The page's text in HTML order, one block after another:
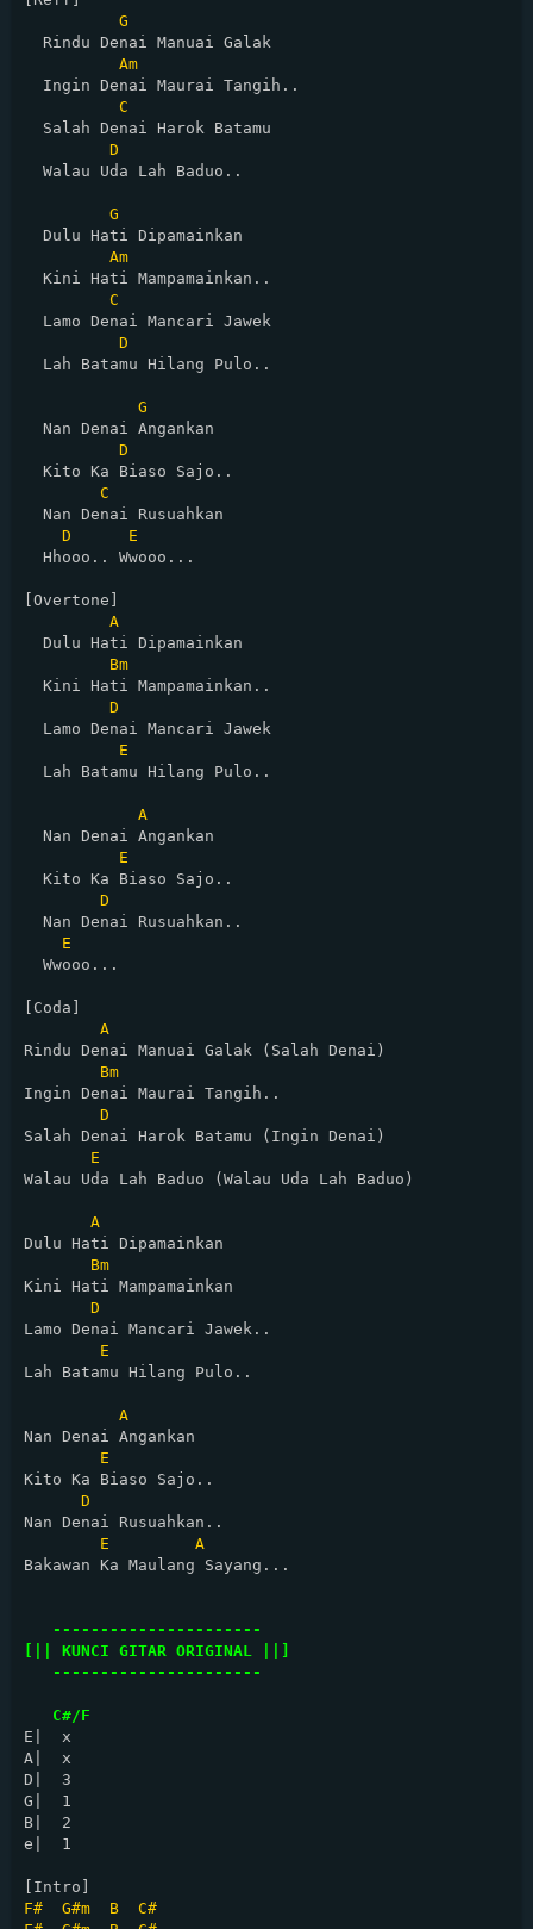
G
  Rindu Denai Manuai Galak
Am
  Ingin Denai Maurai Tangih..
C
  Salah Denai Harok Batamu
D
  Walau Uda Lah Baduo..
G
  Dulu Hati Dipamainkan
Am
  Kini Hati Mampamainkan..
C
  Lamo Denai Mancari Jawek
D
  Lah Batamu Hilang Pulo..
G
  Nan Denai Angankan
D
  Kito Ka Biaso Sajo..
C
  Nan Denai Rusuahkan
D
E
  Hhooo.. Wwooo...
[Overtone]
A
  Dulu Hati Dipamainkan
Bm
  Kini Hati Mampamainkan..
D
  Lamo Denai Mancari Jawek
E
  Lah Batamu Hilang Pulo..
A
  Nan Denai Angankan
E
  Kito Ka Biaso Sajo..
D
  Nan Denai Rusuahkan..
E
  Wwooo...
[Coda]
A
Rindu Denai Manuai Galak (Salah Denai)
Bm
Ingin Denai Maurai Tangih..
D
Salah Denai Harok Batamu (Ingin Denai)
E
Walau Uda Lah Baduo (Walau Uda Lah Baduo)
A
Dulu Hati Dipamainkan
Bm
Kini Hati Mampamainkan
D
Lamo Denai Mancari Jawek..
E
Lah Batamu Hilang Pulo..
A
Nan Denai Angankan
E
Kito Ka Biaso Sajo..
D
Nan Denai Rusuahkan..
E
A
Bakawan Ka Maulang Sayang...
   ----------------------
[|| KUNCI GITAR ORIGINAL ||]
   ----------------------
C#/F
E|  x
A|  x
D|  3
G|  1
B|  2
e|  1
F#
G#m B
C#